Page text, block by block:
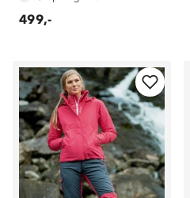
499,-